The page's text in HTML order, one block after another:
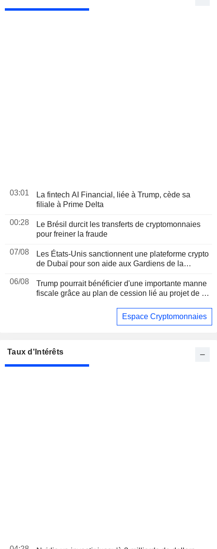
03:01
La fintech AI Financial, liée à Trump, cède sa
filiale à Prime Delta
00:28
Le Brésil durcit les transferts de cryptomonnaies
pour freiner la fraude
07/08
Les États-Unis sanctionnent une plateforme crypto
de Dubaï pour son aide aux Gardiens de la
06/08
Trump pourrait bénéficier d'une importante manne
fiscale grâce au plan de cession lié au projet de loi
Espace Cryptomonnaies
Taux d'Intérêts